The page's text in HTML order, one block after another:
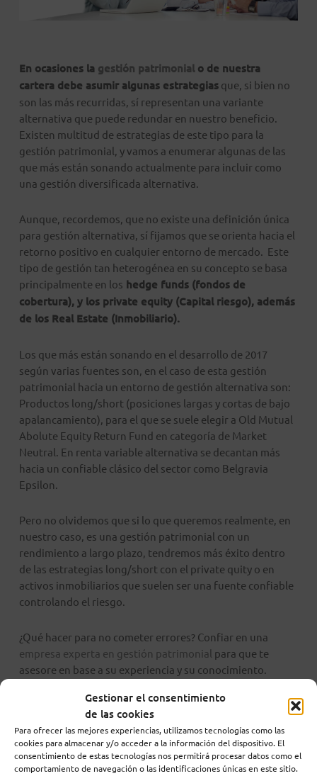
Gestionar el consentimiento
de las cookies
Para ofrecer las mejores experiencias, utilizamos tecnologías como las
cookies para almacenar y/o acceder a la información del dispositivo. El
consentimiento de estas tecnologías nos permitirá procesar datos como el
comportamiento de navegación o las identificaciones únicas en este sitio.
En ocasiones lagestión patrimonialo de nuestra
cartera debe asumir algunas estrategiasque, si bien no
son las más recurridas, sí representan una variante
alternativa que puede redundar en nuestro beneficio.
Existen multitud de estrategias de este tipo para la
gestión patrimonial, y vamos a enumerar algunas de las
que más están sonando actualmente para incluir como
una gestión diversificada alternativa.
Aunque, recordemos, que no existe una definición única
para gestión alternativa, sí fijamos que se orienta hacia el
retorno positivo en cualquier entorno de mercado. Este
tipo de gestión tan heterogénea en su concepto se basa
principalmente en los hedge funds (fondos de
cobertura), y los private equity (Capital riesgo), además
de los Real Estate (Inmobiliario).
Los que más están sonando en el desarrollo de 2017
según varias fuentes son, en el caso de esta gestión
patrimonial hacia un entorno de gestión alternativa son:
Productos long/short (posiciones largas y cortas de bajo
apalancamiento), para el que se suele elegir a Old Mutual
Abolute Equity Return Fund en categoría de Market
Neutral. En renta variable alternativa se decantan más
hacia un confiable clásico del sector como Belgravia
Epsilon.
Pero no olvidemos que si lo que queremos realmente, en
nuestro caso, es una gestión patrimonial con un
rendimiento a largo plazo, tendremos más éxito dentro
de las estrategias long/short con el private quity o en
activos inmobiliarios que suelen ser una fuente confiable
controlando el riesgo.
¿Qué hacer para no cometer errores? Confiar en una
empresa experta en gestión patrimonial para que te
asesore en base a su experiencia y su conocimiento.